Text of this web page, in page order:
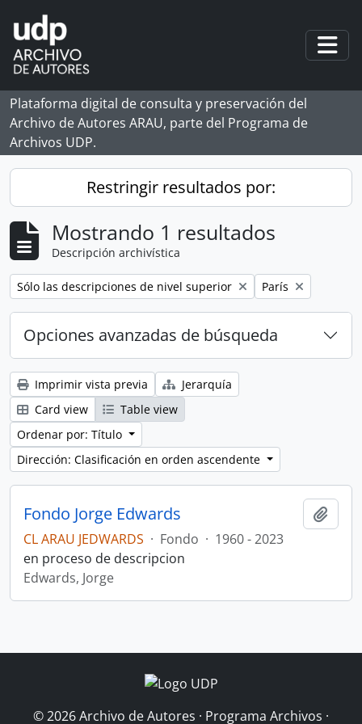
Skip to main content
Plataforma digital de consulta y preservación del
Archivo de Autores ARAU, parte del Programa de
Archivos UDP.
Restringir resultados por:
Mostrando 1 resultados
Descripción archivística
Remove filter:
Sólo las descripciones de nivel superior Remove filter:
París
Opciones avanzadas de búsqueda
Imprimir vista previa
Jerarquía
Card view
Table view
Ordenar por: Título
Dirección: Clasificación en orden ascendente
Fondo Jorge Edwards
CL ARAU JEDWARDS · Fondo · 1960 - 2023
en proceso de descripcion
Edwards, Jorge
© 2026 Archivo de Autores · Programa Archivos ·